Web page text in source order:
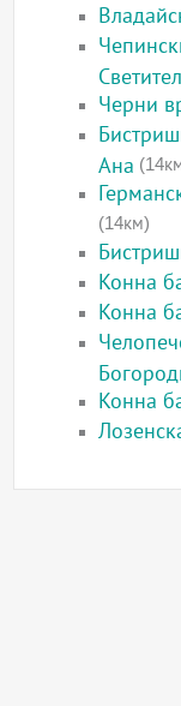
Черни
Ана
(14км)
Конна
Конна
Конна